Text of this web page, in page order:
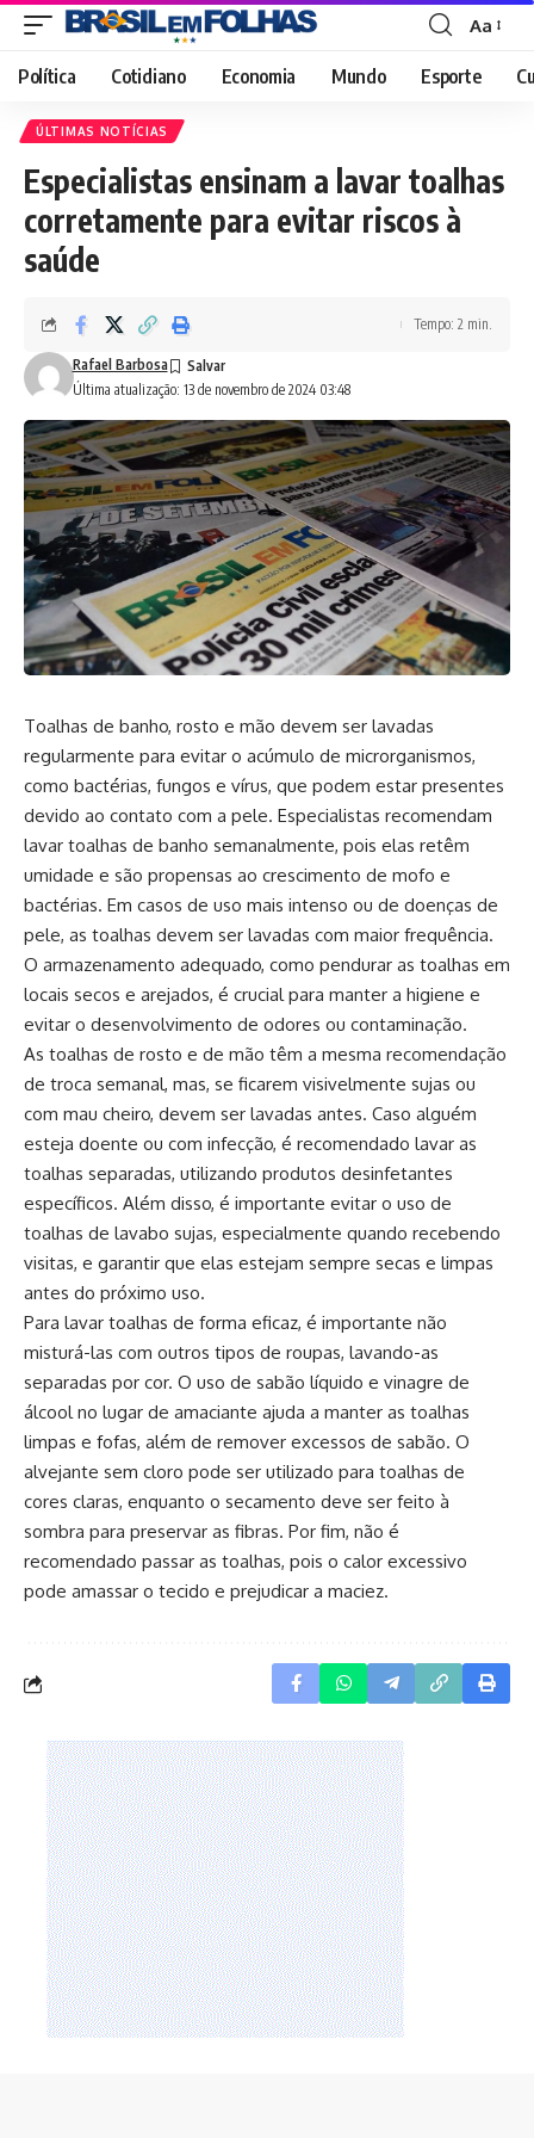
Font
Resizer
Aa
Política Cotidiano Economia Mundo Esporte
ÚLTIMAS NOTÍCIAS
Especialistas ensinam a lavar toalhas
corretamente para evitar riscos à
saúde
Última atualização: 13 de novembro de 2024 03:48
Rafael Barbosa
Tempo: 2 min.
Toalhas de banho, rosto e mão devem ser lavadas
regularmente para evitar o acúmulo de microrganismos,
como bactérias, fungos e vírus, que podem estar presentes
devido ao contato com a pele. Especialistas recomendam
lavar toalhas de banho semanalmente, pois elas retêm
umidade e são propensas ao crescimento de mofo e
bactérias. Em casos de uso mais intenso ou de doenças de
pele, as toalhas devem ser lavadas com maior frequência.
O armazenamento adequado, como pendurar as toalhas em
locais secos e arejados, é crucial para manter a higiene e
evitar o desenvolvimento de odores ou contaminação.
As toalhas de rosto e de mão têm a mesma recomendação
de troca semanal, mas, se ficarem visivelmente sujas ou
com mau cheiro, devem ser lavadas antes. Caso alguém
esteja doente ou com infecção, é recomendado lavar as
toalhas separadas, utilizando produtos desinfetantes
específicos. Além disso, é importante evitar o uso de
toalhas de lavabo sujas, especialmente quando recebendo
visitas, e garantir que elas estejam sempre secas e limpas
antes do próximo uso.
Para lavar toalhas de forma eficaz, é importante não
misturá-las com outros tipos de roupas, lavando-as
separadas por cor. O uso de sabão líquido e vinagre de
álcool no lugar de amaciante ajuda a manter as toalhas
limpas e fofas, além de remover excessos de sabão. O
alvejante sem cloro pode ser utilizado para toalhas de
cores claras, enquanto o secamento deve ser feito à
sombra para preservar as fibras. Por fim, não é
recomendado passar as toalhas, pois o calor excessivo
pode amassar o tecido e prejudicar a maciez.